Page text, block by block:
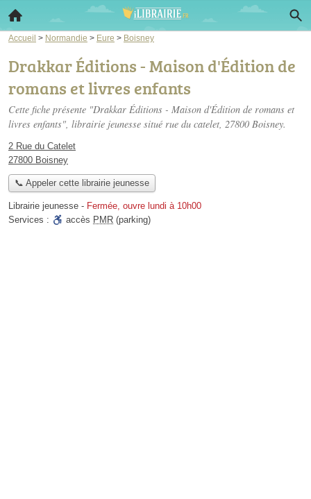
Accueil > Normandie > Eure > Boisney
Drakkar Éditions - Maison d'Édition de
romans et livres enfants
Cette fiche présente "Drakkar Éditions - Maison d'Édition de romans et
livres enfants", librairie jeunesse situé rue du catelet, 27800 Boisney.
2 Rue du Catelet
27800 Boisney
📞 Appeler cette librairie jeunesse
Librairie jeunesse - Fermée, ouvre lundi à 10h00
Services :
accès PMR (parking)